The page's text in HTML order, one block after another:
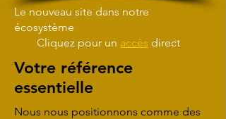
Le nouveau site dans notre
écosystème
Cliquez pour un accès direct
Votre référence
essentielle
Nous nous positionnons comme des